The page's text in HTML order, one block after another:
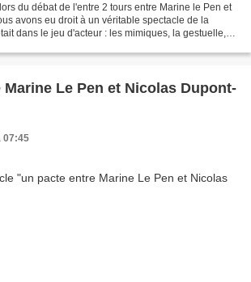
du débat de l'entre 2 tours entre Marine le Pen et
avons eu droit à un véritable spectacle de la
dans le jeu d'acteur : les mimiques, la gestuelle,
Le Pen et Nicolas Dupont-
07:45